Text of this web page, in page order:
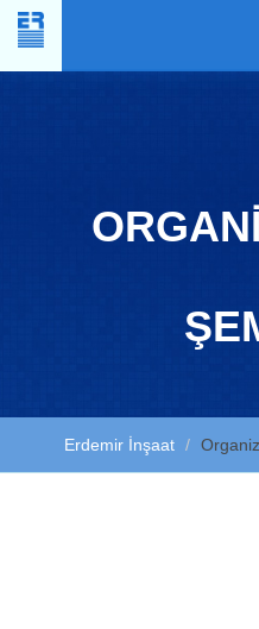
Erdemir İnşaat